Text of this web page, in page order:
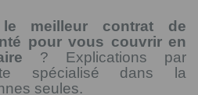
meilleur contrat de
pour vous couvrir en
? Explications par
spécialisé dans la
seules.